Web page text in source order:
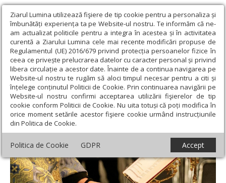
Ziarul Lumina utilizează fişiere de tip cookie pentru a personaliza și
îmbunătăți experiența ta pe Website-ul nostru. Te informăm că ne-
am actualizat politicile pentru a integra în acestea și în activitatea
curentă a Ziarului Lumina cele mai recente modificări propuse de
Regulamentul (UE) 2016/679 privind protecția persoanelor fizice în
ceea ce privește prelucrarea datelor cu caracter personal și privind
libera circulație a acestor date. Înainte de a continua navigarea pe
Website-ul nostru te rugăm să aloci timpul necesar pentru a citi și
înțelege conținutul Politicii de Cookie. Prin continuarea navigării pe
Website-ul nostru confirmi acceptarea utilizării fişierelor de tip
cookie conform Politicii de Cookie. Nu uita totuși că poți modifica în
orice moment setările acestor fişiere cookie urmând instrucțiunile
din Politica de Cookie.
Politica de Cookie GDPR Accept
Ziarul Lumina › Teologie și spiritualitate › Apostolul zilei › I
Corinteni 11, 8-23
I Corinteni 11, 8-23